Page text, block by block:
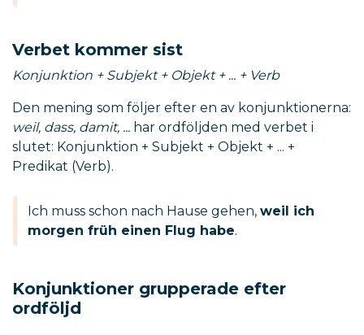
Verbet kommer sist
Konjunktion + Subjekt + Objekt + ... + Verb
Den mening som följer efter en av konjunktionerna:
weil, dass, damit, ... har ordföljden med verbet i
slutet: Konjunktion + Subjekt + Objekt + ... +
Predikat (Verb).
Ich muss schon nach Hause gehen, weil ich
morgen früh einen Flug habe.
Konjunktioner grupperade efter
ordföljd